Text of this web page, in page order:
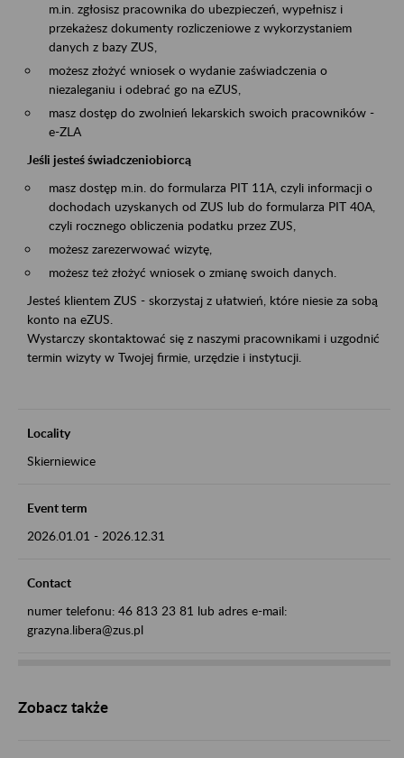
m.in. zgłosisz pracownika do ubezpieczeń, wypełnisz i
przekażesz dokumenty rozliczeniowe z wykorzystaniem
danych z bazy ZUS,
możesz złożyć wniosek o wydanie zaświadczenia o
niezaleganiu i odebrać go na eZUS,
masz dostęp do zwolnień lekarskich swoich pracowników -
e-ZLA
Jeśli jesteś świadczeniobiorcą
masz dostęp m.in. do formularza PIT 11A, czyli informacji o
dochodach uzyskanych od ZUS lub do formularza PIT 40A,
czyli rocznego obliczenia podatku przez ZUS,
możesz zarezerwować wizytę,
możesz też złożyć wniosek o zmianę swoich danych.
Jesteś klientem ZUS - skorzystaj z ułatwień, które niesie za sobą
konto na eZUS.
Wystarczy skontaktować się z naszymi pracownikami i uzgodnić
termin wizyty w Twojej firmie, urzędzie i instytucji.
Locality
Skierniewice
Event term
2026.01.01 - 2026.12.31
Contact
numer telefonu: 46 813 23 81 lub adres e-mail:
grazyna.libera@zus.pl
Zobacz także